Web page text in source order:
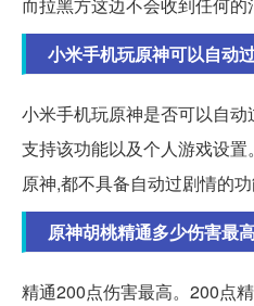
而拉黑方这边不会收到任何的
小米手机玩原神可以自动
小米手机玩原神是否可以自
支持该功能以及个人游戏设
原神,都不具备自动过剧情的功
原神胡桃精通多少伤害最
精通200点伤害最高。200点